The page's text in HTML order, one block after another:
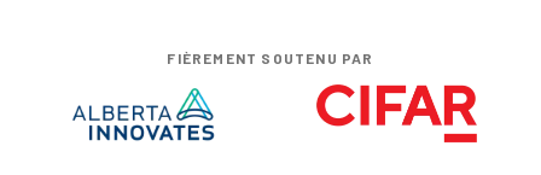
FIÈREMENT SOUTENU PAR